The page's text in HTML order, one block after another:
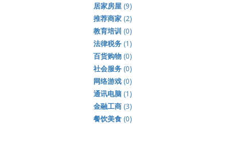
居家房屋(9)
推荐商家(2)
教育培训 (0)
法律税务(1)
百货购物(0)
社会服务(0)
网络游戏(0)
通讯电脑(1)
金融工商(3)
餐饮美食(0)